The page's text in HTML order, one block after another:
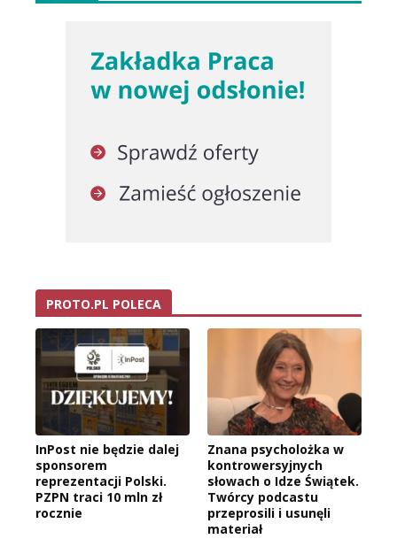
PROTO.PL POLECA
InPost nie będzie dalej
sponsorem
reprezentacji Polski.
PZPN traci 10 mln zł
rocznie
Znana psycholożka w
kontrowersyjnych
słowach o Idze Świątek.
Twórcy podcastu
przeprosili i usunęli
materiał